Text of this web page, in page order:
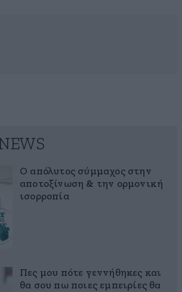
Ο απόλυτος σύμμαχος στην
αποτοξίνωση & την ορμονική
ισορροπία
Πες μου πότε γεννήθηκες και
θα σου πω ποιες εμπειρίες θα